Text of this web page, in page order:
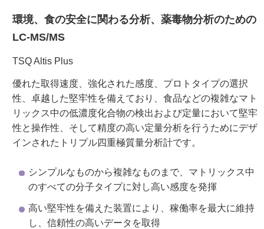
環境、食の安全に関わる分析、薬毒物分析のための
LC-MS/MS
TSQ Altis Plus
優れた取得速度、強化された感度、プロトタイプの選択
性、卓越した堅牢性を備えており、食品などの複雑なマト
リックス中の低濃度化合物の検出および定量において堅牢
性と操作性、そして精度の高い定量分析を行うためにデザ
インされたトリプル四重極質量分析計です。
シンプルなものから複雑なものまで、マトリックス中
のすべての分子タイプに対し高い感度を発揮
高い堅牢性を備えた装置により、稼働率を最大に維持
し、信頼性の高いデータを取得
薬研社 ホームページ